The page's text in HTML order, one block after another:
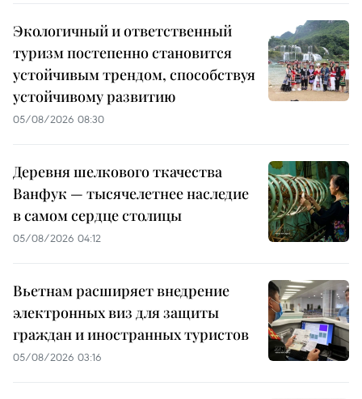
Экологичный и ответственный
туризм постепенно становится
устойчивым трендом, способствуя
устойчивому развитию
05/08/2026 08:30
Деревня шелкового ткачества
Ванфук — тысячелетнее наследие
в самом сердце столицы
05/08/2026 04:12
Вьетнам расширяет внедрение
электронных виз для защиты
граждан и иностранных туристов
05/08/2026 03:16